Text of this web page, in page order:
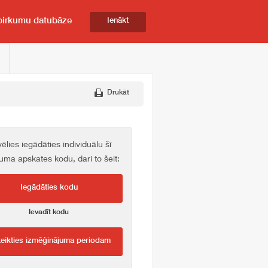
datubāze Ienākt
Drukāt
iegādāties individuālu šī
apskates kodu, dari to šeit:
Iegādāties kodu
Ievadīt kodu
izmēģinājuma periodam